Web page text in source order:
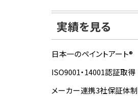
実績を見る
日本一のペイントアート®
ISO9001・14001認証取得
メーカー連携3社保証体制